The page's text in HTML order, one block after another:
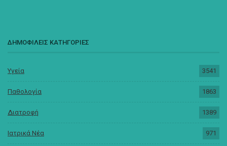
ΔΗΜΟΦΙΛΕΙΣ ΚΑΤΗΓΟΡΙΕΣ
Υγεία 3541
Παθολογία 1863
Διατροφή 1389
Ιατρικά Νέα 971